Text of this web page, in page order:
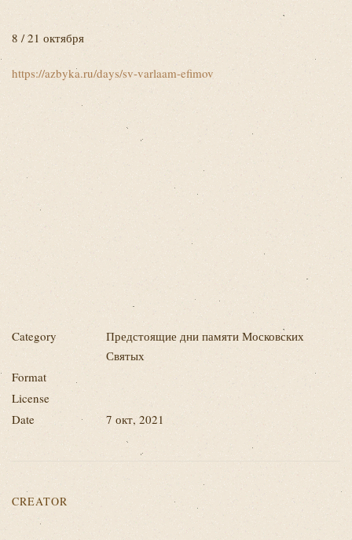
8 / 21 октября
https://azbyka.ru/days/sv-varlaam-efimov
Category
Предстоящие дни памяти Московских
Святых
Format
License
Date
7 окт, 2021
CREATOR